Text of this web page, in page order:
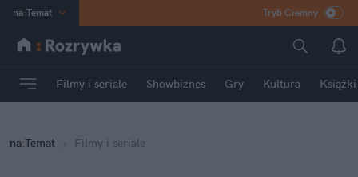
na:Temat
INN Poland
mama
Rozrywka
Tryb Ciemny
Filmy i seriale Showbiznes Gry Kultura Książki
na:Temat Filmy i seriale